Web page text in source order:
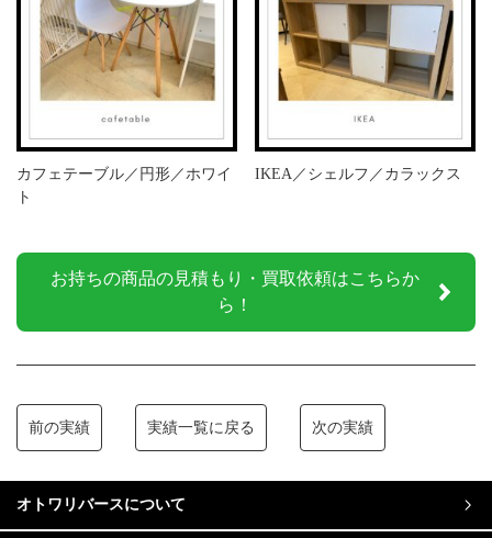
カフェテーブル／円形／ホワイ
ト
IKEA／シェルフ／カラックス
お持ちの商品の見積もり・買取依頼はこちらか
ら！
前の実績 実績一覧に戻る 次の実績
オトワリバースについて